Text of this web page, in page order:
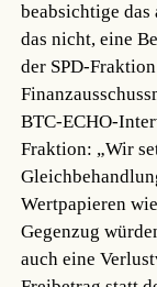
beabsichtige
das nicht, eine
der SPD-
BTC-ECHO-
Fraktion: „Wir
Wertpapieren
Gegenzug
auch eine